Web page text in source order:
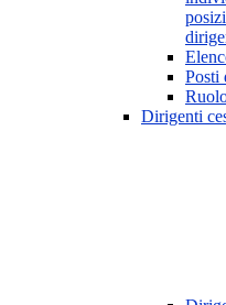
Posti
Dirigenti